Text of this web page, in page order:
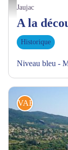
Chemin arrivant à la
Jaujac
A la
Historique
Niveau bleu -
VAE